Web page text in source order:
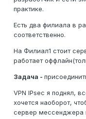
практике.
Есть два филиала в
соответственно.
На Филиал1 стоит
работает
Задача -
VPN IPsec я поднял,
хочется наоборот,
сервер мессенджера